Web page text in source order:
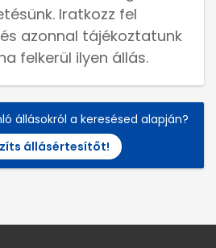
Iratkozz fel
azonnal tájékoztatunk
felkerül ilyen állás.
állásokról a keresésed alapján?
állásértesítőt!